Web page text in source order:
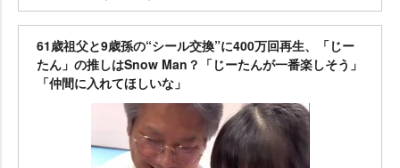
61歳祖父と9歳孫の“シール交換”に400万回再生、「じー
たん」の推しはSnow Man？「じーたんが一番楽しそう」
「仲間に入れてほしいな」